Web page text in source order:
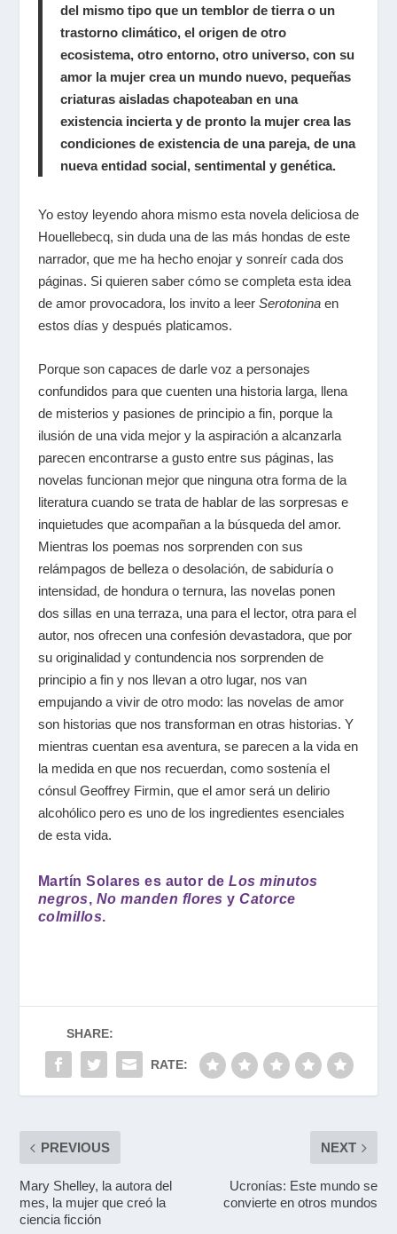
del mismo tipo que un temblor de tierra o un
trastorno climático, el origen de otro
ecosistema, otro entorno, otro universo, con su
amor la mujer crea un mundo nuevo, pequeñas
criaturas aisladas chapoteaban en una
existencia incierta y de pronto la mujer crea las
condiciones de existencia de una pareja, de una
nueva entidad social, sentimental y genética.
Yo estoy leyendo ahora mismo esta novela deliciosa de
Houellebecq, sin duda una de las más hondas de este
narrador, que me ha hecho enojar y sonreír cada dos
páginas. Si quieren saber cómo se completa esta idea
de amor provocadora, los invito a leer Serotoninaen
estos días y después platicamos.
Porque son capaces de darle voz a personajes
confundidos para que cuenten una historia larga, llena
de misterios y pasiones de principio a fin, porque la
ilusión de una vida mejor y la aspiración a alcanzarla
parecen encontrarse a gusto entre sus páginas, las
novelas funcionan mejor que ninguna otra forma de la
literatura cuando se trata de hablar de las sorpresas e
inquietudes que acompañan a la búsqueda del amor.
Mientras los poemas nos sorprenden con sus
relámpagos de belleza o desolación, de sabiduría o
intensidad, de hondura o ternura, las novelas ponen
dos sillas en una terraza, una para el lector, otra para el
autor, nos ofrecen una confesión devastadora, que por
su originalidad y contundencia nos sorprenden de
principio a fin y nos llevan a otro lugar, nos van
empujando a vivir de otro modo: las novelas de amor
son historias que nos transforman en otras historias. Y
mientras cuentan esa aventura, se parecen a la vida en
la medida en que nos recuerdan, como sostenía el
cónsul Geoffrey Firmin, que el amor será un delirio
alcohólico pero es uno de los ingredientes esenciales
de esta vida.
Martín Solares es autor deLos minutos
negros, No manden flores yCatorce
colmillos.
SHARE:
RATE:
PREVIOUS
Mary Shelley, la autora del
mes, la mujer que creó la
ciencia ficción
NEXT
Ucronías: Este mundo se
convierte en otros mundos